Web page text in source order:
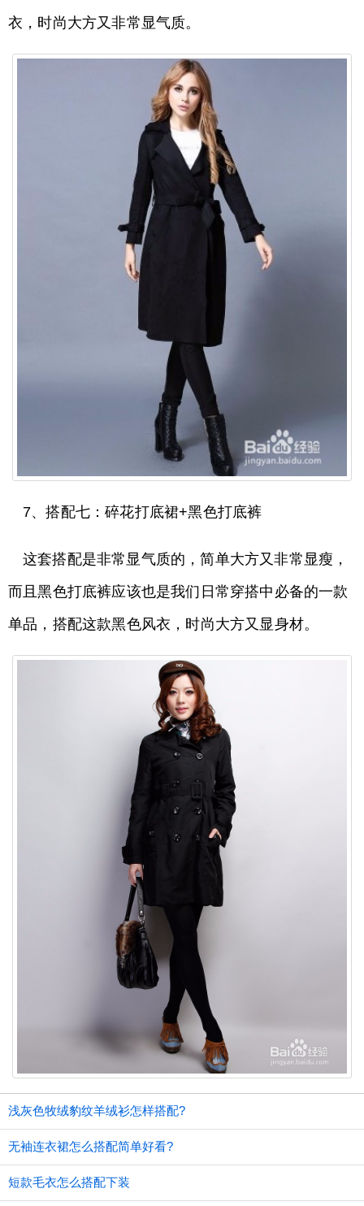
衣，时尚大方又非常显气质。
7、搭配七：碎花打底裙+黑色打底裤
这套搭配是非常显气质的，简单大方又非常显瘦，
而且黑色打底裤应该也是我们日常穿搭中必备的一款
单品，搭配这款黑色风衣，时尚大方又显身材。
浅灰色牧绒豹纹羊绒衫怎样搭配?
无袖连衣裙怎么搭配简单好看?
短款毛衣怎么搭配下装